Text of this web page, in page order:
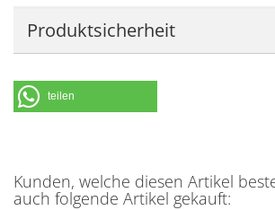
Produktsicherheit
teilen
Kunden, welche diesen Artikel
auch folgende Artikel gekauft: